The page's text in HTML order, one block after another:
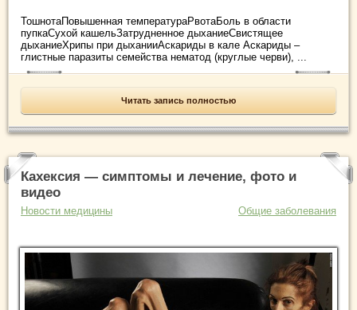
ТошнотаПовышенная температураРвотаБоль в области
пупкаСухой кашельЗатрудненное дыханиеСвистящее
дыханиеХрипы при дыханииАскариды в кале Аскариды –
глистные паразиты семейства нематод (круглые черви), ...
Читать запись полностью
Кахексия — симптомы и лечение, фото и
видео
Новости медицины Общие заболевания